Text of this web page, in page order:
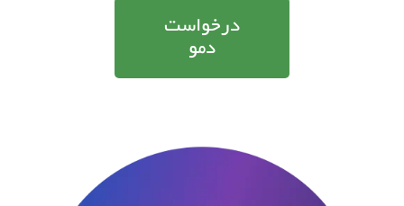
درخواست
دمو